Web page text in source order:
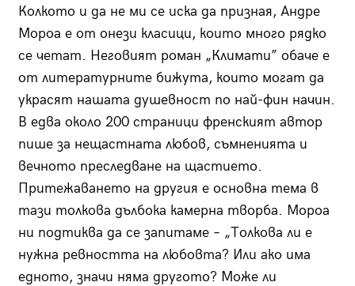
Колкото и да не ми се иска да призная, Андре
Мороа е от онези класици, които много рядко
се четат. Неговият роман „Климати” обаче е
от литературните бижута, които могат да
украсят нашата душевност по най-фин начин.
В едва около 200 страници френският автор
пише за нещастната любов, съмненията и
вечното преследване на щастието.
Притежаването на другия е основна тема в
тази толкова дълбока камерна творба. Мороа
ни подтиква да се запитаме – „Толкова ли е
нужна ревността на любовта? Или ако има
едното, значи няма другото? Може ли